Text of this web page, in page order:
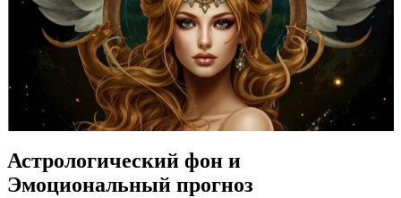
Астрологический фон и
Эмоциональный прогноз